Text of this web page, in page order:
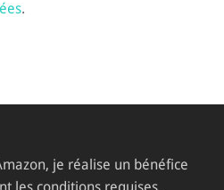
.
je réalise un bénéfice